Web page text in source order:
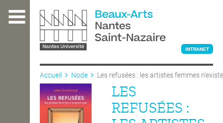
contenu
L'ÉCOLE
INTRANET
Accueil Node Les refusées : les artistes femmes
LES
REFUSÉES :